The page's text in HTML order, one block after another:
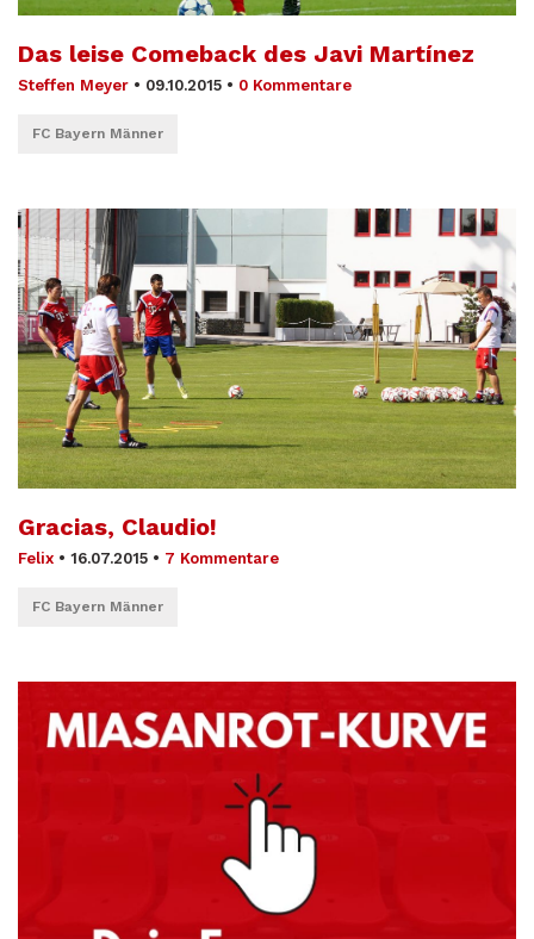
Das leise Comeback des Javi Martínez
Steffen Meyer • 09.10.2015 • 0 Kommentare
FC Bayern Männer
Gracias, Claudio!
Felix • 16.07.2015 • 7 Kommentare
FC Bayern Männer